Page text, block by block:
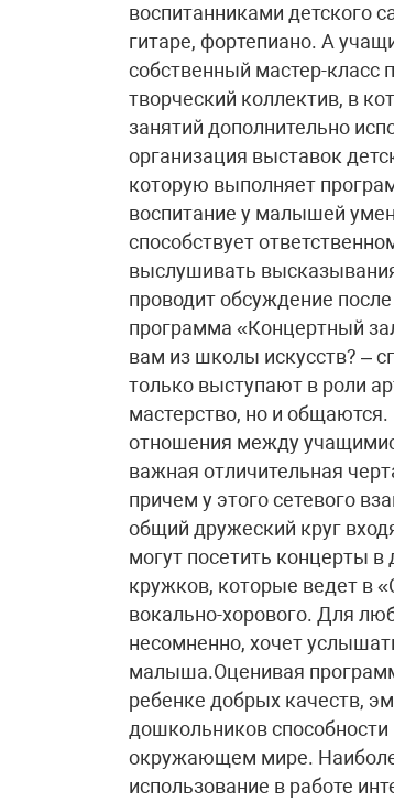
воспитанниками детского
гитаре, фортепиано. А
собственный мастер-класс
творческий коллектив, в
занятий дополнительно
организация выставок
которую выполняет
воспитание у малышей
способствует
выслушивать
проводит обсуждение
программа «Концертный
вам из школы искусств? –
только выступают в роли
мастерство, но и
отношения между
важная отличительная
причем у этого сетевого
общий дружеский круг
могут посетить концерты
кружков, которые ведет в
вокально-хорового. Для
несомненно, хочет
малыша.Оценивая
ребенке добрых качеств,
дошкольников
окружающем мире.
использование в работе